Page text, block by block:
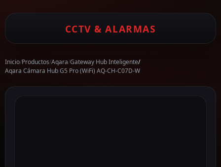
CCTV & ALARMAS
Inicio/Productos/Aqara/Gateway Hub Inteligente/
Aqara Cámara Hub G5 Pro (WiFi) AQ-CH-C07D-W